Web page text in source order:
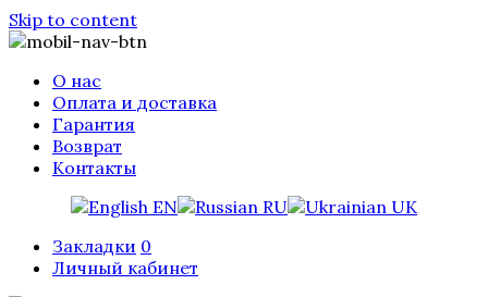
Skip to content
О нас
Оплата и доставка
Гарантия
Возврат
Контакты
EN
RU
UK
Закладки 0
Личный кабинет